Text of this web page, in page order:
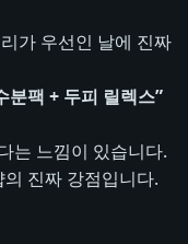
가 우선인 날에 진짜
팩 + 두피 릴렉스”
는 느낌이 있습니다.
의 진짜 강점입니다.